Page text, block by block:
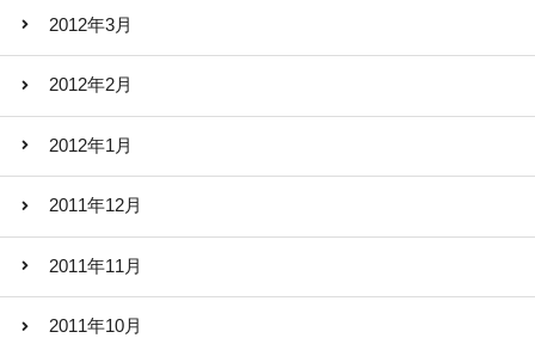
2012年3月
2012年2月
2012年1月
2011年12月
2011年11月
2011年10月